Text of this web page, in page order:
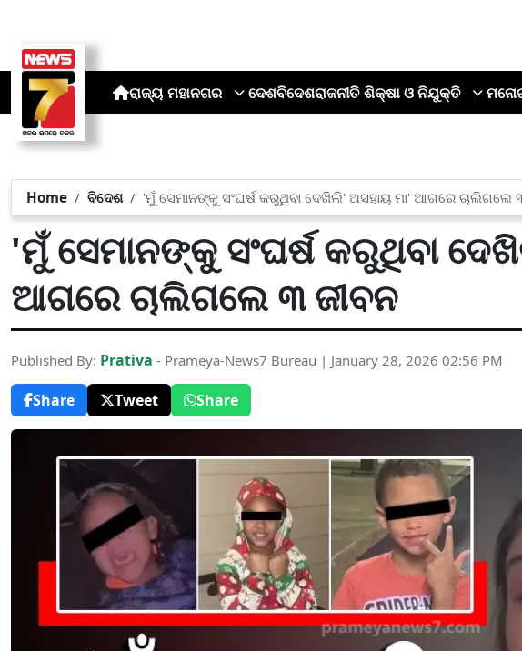
ରାଜ୍ୟ ମହାନଗର ଦେଶବିଦେଶରାଜନୀତି ଶିକ୍ଷା ଓ ନିଯୁକ୍ତି
Home ବିଦେଶ 'ମୁଁ ସେମାନଙ୍କୁ ସଂଘର୍ଷ କରୁଥିବା ଦେଖିଲି' ଅସହାୟ ମା' ଆଗରେ ଚାଲିଗଲେ
'ମୁଁ ସେମାନଙ୍କୁ ସଂଘର୍ଷ କରୁଥିବା
ଆଗରେ ଚାଲିଗଲେ ୩ ଜୀବନ
Published By: Prativa - Prameya-News7 Bureau | January 28, 2026 02:56 PM
Share
Tweet Share